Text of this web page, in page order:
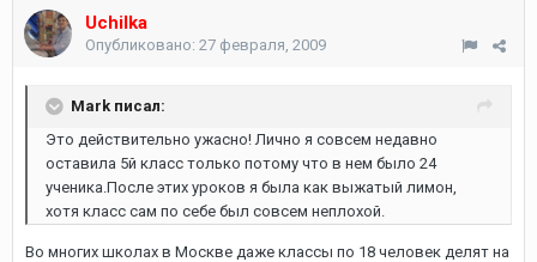
Uchilka
Опубликовано: 27 февраля, 2009
Mark писал:
Это действительно ужасно! Лично я совсем недавно
оставила 5й класс только потому что в нем было 24
ученика.После этих уроков я была как выжатый лимон,
хотя класс сам по себе был совсем неплохой.
Во многих школах в Москве даже классы по 18 человек делят на